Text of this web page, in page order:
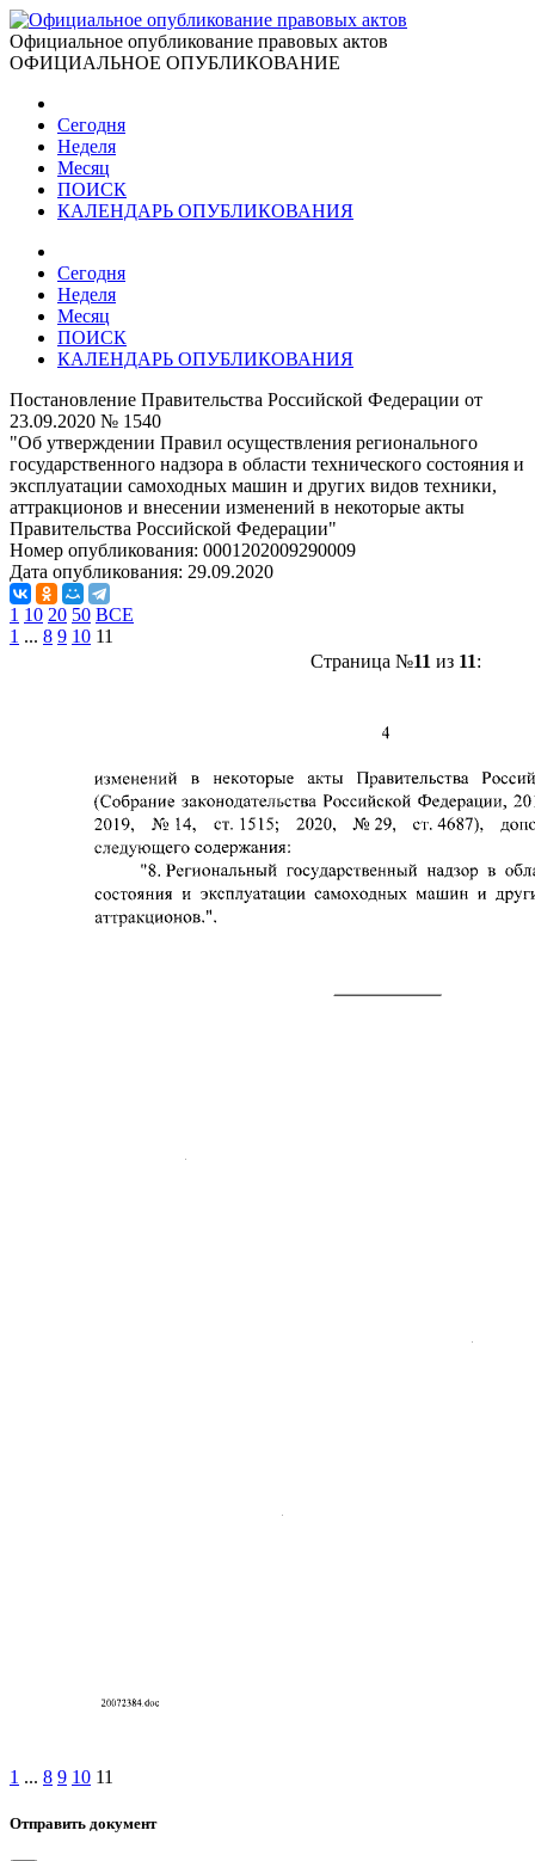
Официальное опубликование правовых актов
ОФИЦИАЛЬНОЕ ОПУБЛИКОВАНИЕ
Сегодня
Неделя
Месяц
ПОИСК
КАЛЕНДАРЬ ОПУБЛИКОВАНИЯ
Сегодня
Неделя
Месяц
ПОИСК
КАЛЕНДАРЬ ОПУБЛИКОВАНИЯ
Постановление Правительства Российской Федерации от
23.09.2020 № 1540
"Об утверждении Правил осуществления регионального
государственного надзора в области технического состояния и
эксплуатации самоходных машин и других видов техники,
аттракционов и внесении изменений в некоторые акты
Правительства Российской Федерации"
Номер опубликования: 0001202009290009
Дата опубликования: 29.09.2020
1 10 20 50 ВСЕ
1 ... 8 9 10 11
Страница №11 из 11:
1 ... 8 9 10 11
Отправить документ